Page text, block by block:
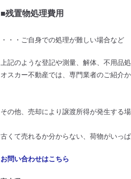
■残置物処理費用
・・・ご自身での処理が難しい場合など
上記のような登記や測量、解体、不用品
オスカー不動産では、専門業者のご紹介
その他、売却により譲渡所得が発生する
古くて売れるか分からない、荷物がいっ
お問い合わせはこちら